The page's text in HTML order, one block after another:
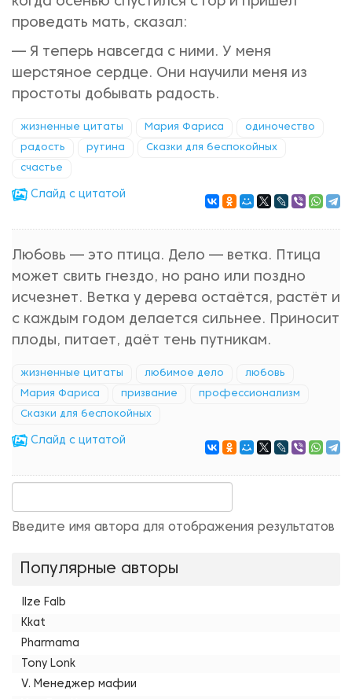
проведать мать, сказал:
— Я теперь навсегда с ними. У меня
шерстяное сердце. Они научили меня из
простоты добывать радость.
жизненные цитаты Мария Фариса одиночество
радость рутина Сказки для беспокойных
счастье
Cлайд с цитатой
Любовь — это птица. Дело — ветка. Птица
может свить гнездо, но рано или поздно
исчезнет. Ветка у дерева остаётся, растёт и
с каждым годом делается сильнее. Приносит
плоды, питает, даёт тень путникам.
жизненные цитаты любимое дело любовь
Мария Фариса призвание профессионализм
Сказки для беспокойных
Cлайд с цитатой
Введите имя автора для отображения результатов
Популярные авторы
Ilze Falb
Kkat
Pharmama
Tony Lonk
V. Менеджер мафии